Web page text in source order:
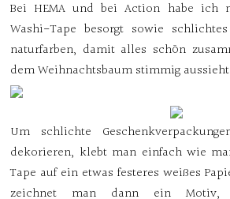
Bei HEMA und bei Action habe ich
Washi-Tape besorgt sowie
naturfarben, damit alles schön
dem Weihnachtsbaum stimmig
Um schlichte
dekorieren, klebt man einfach wie
Tape auf ein etwas festeres weißes
zeichnet man dann ein Motiv,